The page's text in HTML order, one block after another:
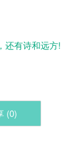
还有诗和远方!
(0)